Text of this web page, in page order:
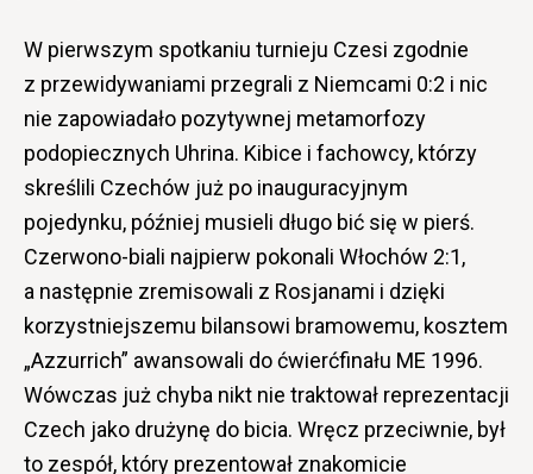
W pierwszym spotkaniu turnieju Czesi zgodnie
z przewidywaniami przegrali z Niemcami 0:2 i nic
nie zapowiadało pozytywnej metamorfozy
podopiecznych Uhrina. Kibice i fachowcy, którzy
skreślili Czechów już po inauguracyjnym
pojedynku, później musieli długo bić się w pierś.
Czerwono-biali najpierw pokonali Włochów 2:1,
a następnie zremisowali z Rosjanami i dzięki
korzystniejszemu bilansowi bramowemu, kosztem
„Azzurrich” awansowali do ćwierćfinału ME 1996.
Wówczas już chyba nikt nie traktował reprezentacji
Czech jako drużynę do bicia. Wręcz przeciwnie, był
to zespół, który prezentował znakomicie